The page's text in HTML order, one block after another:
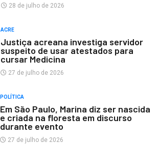
28 de julho de 2026
ACRE
Justiça acreana investiga servidor
suspeito de usar atestados para
cursar Medicina
27 de julho de 2026
POLÍTICA
Em São Paulo, Marina diz ser nascida
e criada na floresta em discurso
durante evento
27 de julho de 2026